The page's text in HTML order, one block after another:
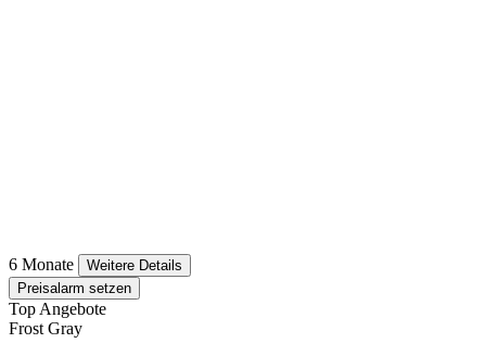
6 Monate
Weitere Details
Preisalarm setzen
Top Angebote
Frost Gray